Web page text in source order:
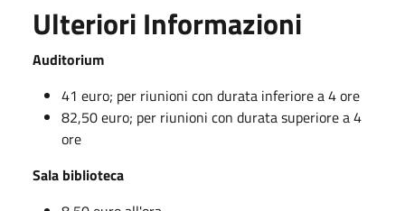
Ulteriori Informazioni
Auditorium
41 euro; per riunioni con durata inferiore a 4 ore
82,50 euro; per riunioni con durata superiore a 4
ore
Sala biblioteca